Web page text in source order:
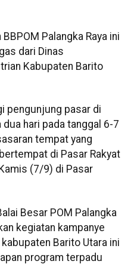
Palangka Raya ini
dari Dinas
Kabupaten Barito
pengunjung pasar di
hari pada tanggal 6-7
tempat yang
di Pasar Rakyat
(7/9) di Pasar
Besar POM Palangka
kegiatan kampanye
Barito Utara ini
program terpadu